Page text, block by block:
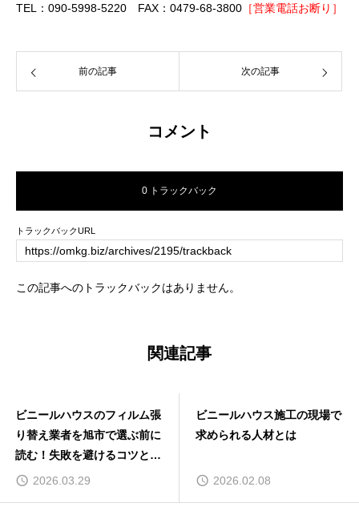
TEL：090-5998-5220 FAX：0479-68-3800 ［営業電話お断り］
前の記事 次の記事
コメント
0 トラックバック
トラックバックURL
この記事へのトラックバックはありません。
関連記事
ビニールハウスのフィルム張
り替え業者を旭市で選ぶ前に
読む！失敗を避けるコツと見
積もり完全ガイド
2026.03.29
ビニールハウス施工の現場で
求められる人材とは
2026.02.08